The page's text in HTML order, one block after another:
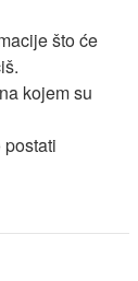
što će
kojem su